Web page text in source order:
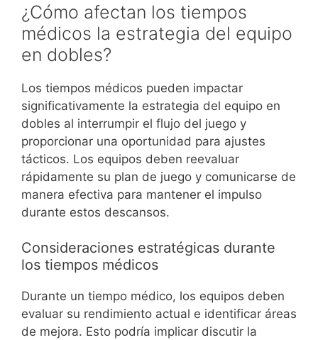
¿Cómo afectan los tiempos
médicos la estrategia del equipo
en dobles?
Los tiempos médicos pueden impactar
significativamente la estrategia del equipo en
dobles al interrumpir el flujo del juego y
proporcionar una oportunidad para ajustes
tácticos. Los equipos deben reevaluar
rápidamente su plan de juego y comunicarse de
manera efectiva para mantener el impulso
durante estos descansos.
Consideraciones estratégicas durante
los tiempos médicos
Durante un tiempo médico, los equipos deben
evaluar su rendimiento actual e identificar áreas
de mejora. Esto podría implicar discutir la